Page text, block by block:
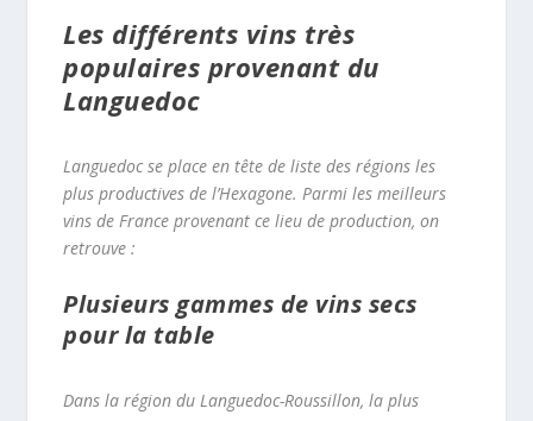
Les différents vins très
populaires provenant du
Languedoc
Languedoc se place en tête de liste des régions les
plus productives de l’Hexagone. Parmi les meilleurs
vins de France provenant ce lieu de production, on
retrouve :
Plusieurs gammes de vins secs
pour la table
Dans la région du Languedoc-Roussillon, la plus